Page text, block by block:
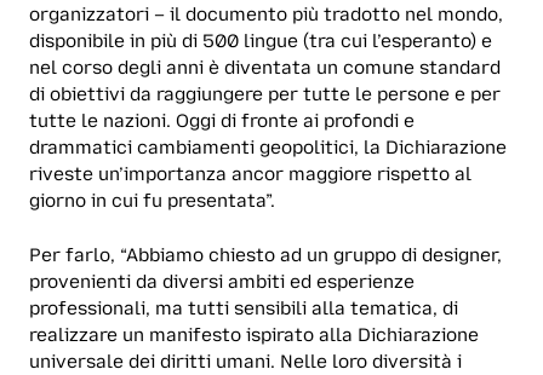
organizzatori – il documento più tradotto nel mondo,
disponibile in più di 500 lingue (tra cui l’esperanto) e
nel corso degli anni è diventata un comune standard
di obiettivi da raggiungere per tutte le persone e per
tutte le nazioni. Oggi di fronte ai profondi e
drammatici cambiamenti geopolitici, la Dichiarazione
riveste un’importanza ancor maggiore rispetto al
giorno in cui fu presentata”.
Per farlo, “Abbiamo chiesto ad un gruppo di designer,
provenienti da diversi ambiti ed esperienze
professionali, ma tutti sensibili alla tematica, di
realizzare un manifesto ispirato alla Dichiarazione
universale dei diritti umani. Nelle loro diversità i